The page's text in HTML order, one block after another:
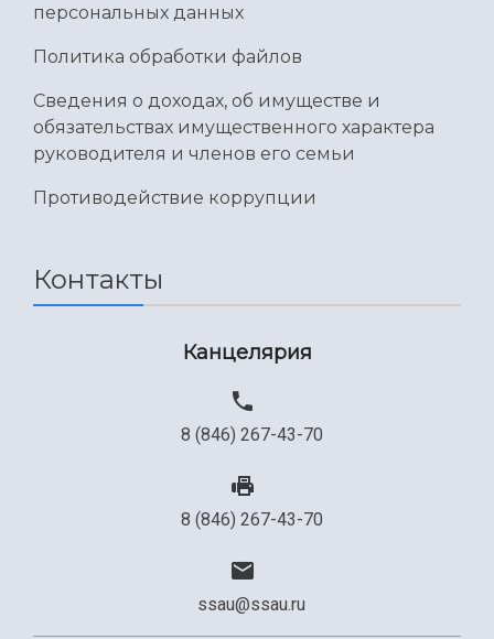
персональных данных
Политика обработки файлов
Сведения о доходах, об имуществе и
обязательствах имущественного характера
руководителя и членов его семьи
Противодействие коррупции
Контакты
Канцелярия
8 (846) 267-43-70
8 (846) 267-43-70
ssau@ssau.ru